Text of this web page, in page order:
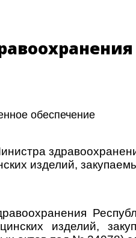
обеспечение
изделий,
изделий,